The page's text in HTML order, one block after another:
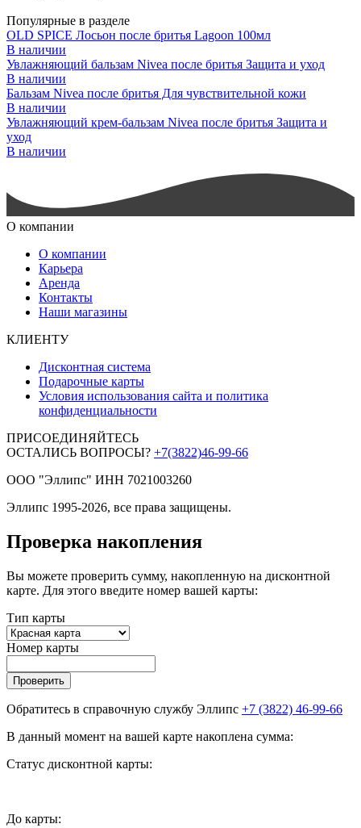
Популярные в разделе
OLD SPICE Лосьон после бритья Lagoon 100мл
В наличии
Увлажняющий бальзам Nivea после бритья Защита и уход
В наличии
Бальзам Nivea после бритья Для чувствительной кожи
В наличии
Увлажняющий крем-бальзам Nivea после бритья Защита и
уход
В наличии
О компании
О компании
Карьера
Аренда
Контакты
Наши магазины
КЛИЕНТУ
Дисконтная система
Подарочные карты
Условия использования сайта и политика
конфиденциальности
ПРИСОЕДИНЯЙТЕСЬ
ОСТАЛИСЬ ВОПРОСЫ? +7(3822)46-99-66
ООО "Эллипс" ИНН 7021003260
Эллипс 1995-2026, все права защищены.
Проверка накопления
Вы можете проверить сумму, накопленную на дисконтной
карте. Для этого введите номер вашей карты:
Тип карты
Номер карты
Проверить
Обратитесь в справочную службу Эллипс +7 (3822) 46-99-66
В данный момент на вашей карте накоплена сумма:
Статус дисконтной карты:
До карты: